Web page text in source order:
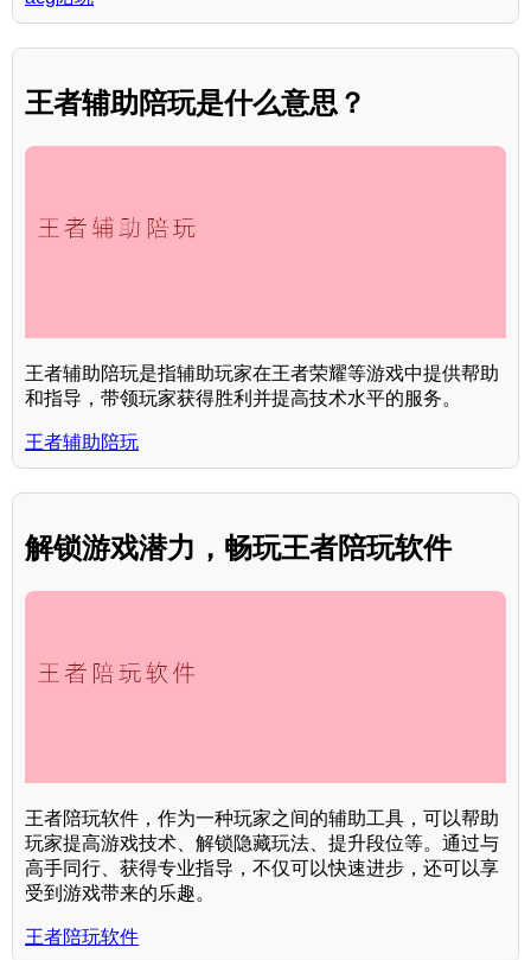
王者辅助陪玩是什么意思？
王者辅助陪玩是指辅助玩家在王者荣耀等游戏中提供帮助
和指导，带领玩家获得胜利并提高技术水平的服务。
王者辅助陪玩
解锁游戏潜力，畅玩王者陪玩软件
王者陪玩软件，作为一种玩家之间的辅助工具，可以帮助
玩家提高游戏技术、解锁隐藏玩法、提升段位等。通过与
高手同行、获得专业指导，不仅可以快速进步，还可以享
受到游戏带来的乐趣。
王者陪玩软件